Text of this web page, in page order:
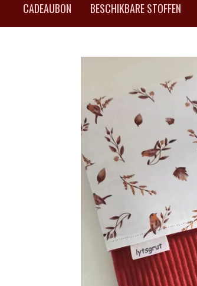
CADEAUBON
BESCHIKBARE STOFFEN